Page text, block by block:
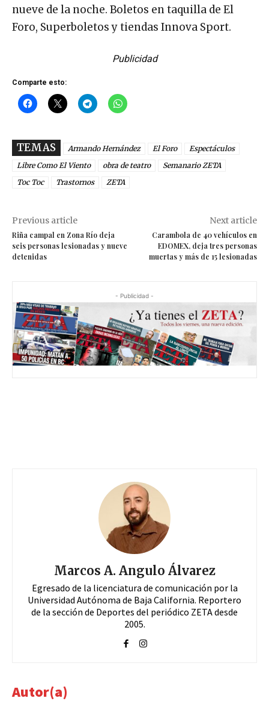
nueve de la noche. Boletos en taquilla de El
Foro, Superboletos y tiendas Innova Sport.
Publicidad
Comparte esto:
TEMAS Armando Hernández El Foro
Espectáculos
Libre Como El Viento
obra de teatro
Semanario ZETA
Toc Toc
Trastornos ZETA
Previous article
Riña campal en Zona Río deja
seis personas lesionadas y nueve
detenidas
Next article
Carambola de 40 vehículos en
EDOMEX, deja tres personas
muertas y más de 15 lesionadas
- Publicidad -
Marcos A. Angulo Álvarez
Egresado de la licenciatura de comunicación por la
Universidad Autónoma de Baja California. Reportero
de la sección de Deportes del periódico ZETA desde
2005.
Autor(a)